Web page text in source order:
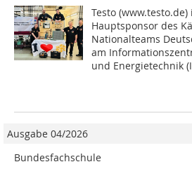
Testo
Hauptsponsor des
Nationalteams
am
und Energietechnik
Ausgabe 04/2026
Bundesfachschule